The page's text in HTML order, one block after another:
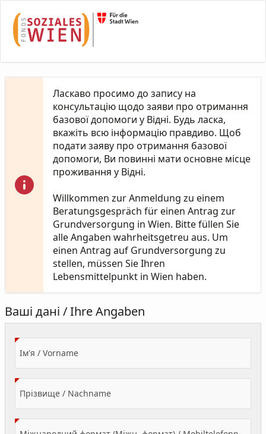
Ласкаво просимо до запису на
консультацію щодо заяви про отримання
базової допомоги у Відні. Будь ласка,
вкажіть всю інформацію правдиво. Щоб
подати заяву про отримання базової
допомоги, Ви повинні мати основне місце
проживання у Відні.
Willkommen zur Anmeldung zu einem
Beratungsgespräch für einen Antrag zur
Grundversorgung in Wien. Bitte füllen Sie
alle Angaben wahrheitsgetreu aus. Um
einen Antrag auf Grundversorgung zu
stellen, müssen Sie Ihren
Lebensmittelpunkt in Wien haben.
Ваші дані / Ihre Angaben
Ім'я / Vorname(Value Required)
Прізвище / Nachname(Value Required)